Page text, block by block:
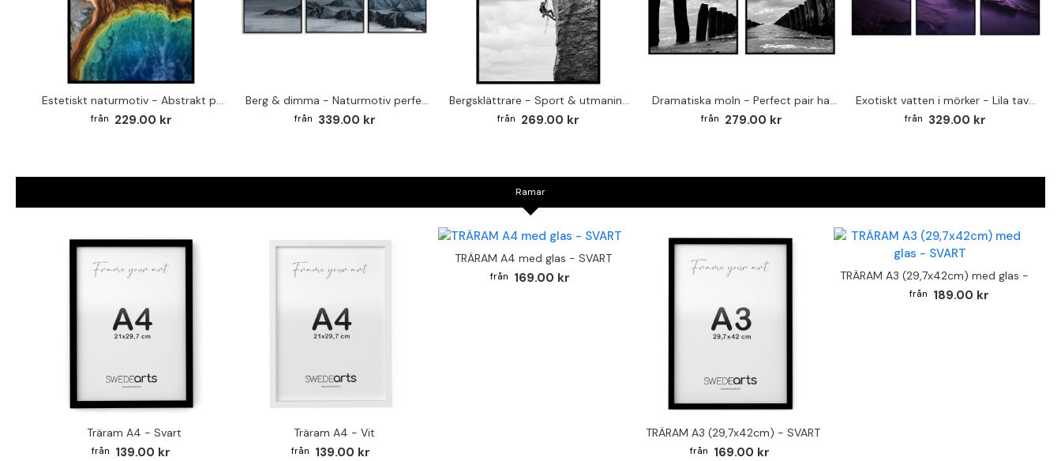
Estetiskt naturmotiv - Abstrakt poster 50x70 cm
229.00 kr
Berg & dimma - Naturmotiv perfect trio A3
339.00 kr
Bergsklättrare - Sport & utmaning poster 61x91 cm
269.00 kr
Dramatiska moln - Perfect pair havsmotiv 40x50 cm x 2
279.00 kr
Exotiskt vatten i mörker - Lila tavelset i 3 delar storlek A3
329.00 kr
Ramar
Träram A4 - Svart
139.00 kr
Träram A4 - Vit
139.00 kr
TRÄRAM A4 med glas - SVART
169.00 kr
TRÄRAM A3 (29,7x42cm) - SVART
169.00 kr
TRÄRAM A3 (29,7x42cm) med glas -
189.00 kr